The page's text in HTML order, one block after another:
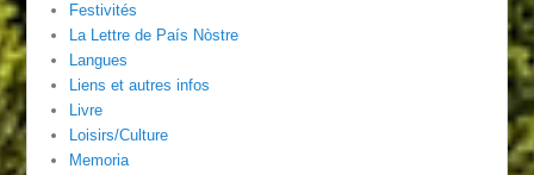
Festivités
La Lettre de País Nòstre
Langues
Liens et autres infos
Livre
Loisirs/Culture
Memoria